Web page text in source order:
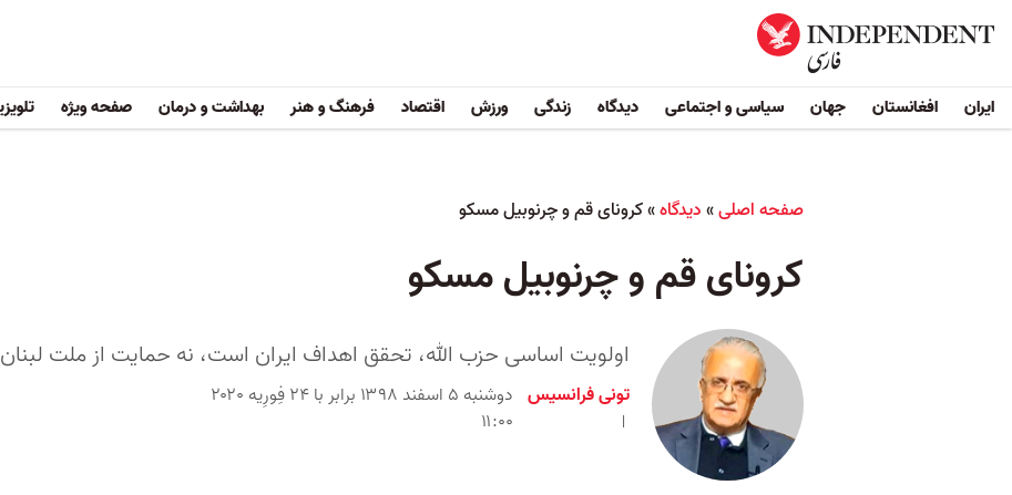
ایران افغانستان جهان سیاسی و اجتماعی دیدگاه زندگی ورزش اقتصاد فرهنگ و هنر بهداشت و درمان صفحه ویژه
صفحه اصلی»دیدگاه»کرونای قم و چرنوبیل مسکو
کرونای قم و چرنوبیل مسکو
اولویت اساسی حزب الله، تحقق اهداف ایران است، نه حمایت از ملت لبنان
تونی فرانسیس
دوشنبه ۵ اسفند ۱۳۹۸ برابر با ۲۴ فِورِیه ۲۰۲۰
۱۱:۰۰